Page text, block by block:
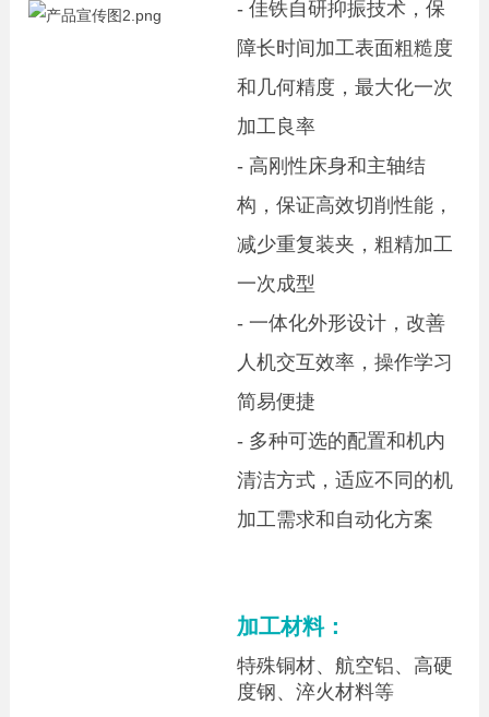
- 佳铁自研抑振技术，保
障长时间加工表面粗糙度
和几何精度，最大化一次
加工良率
- 高刚性床身和主轴结
构，保证高效切削性能，
减少重复装夹，粗精加工
一次成型
- 一体化外形设计，改善
人机交互效率，操作学习
简易便捷
- 多种可选的配置和机内
清洁方式，适应不同的机
加工需求和自动化方案
加工材料：
特殊铜材、航空铝、高硬
度钢、淬火材料等